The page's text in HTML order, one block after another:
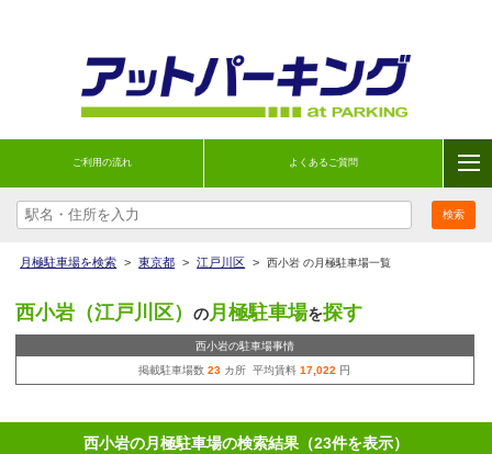
ご利用の流れ よくあるご質問
月極駐車場を検索 > 東京都 > 江戸川区 > 西小岩 の月極駐車場一覧
西小岩（江戸川区） の月極駐車場を探す
西小岩の駐車場事情
掲載駐車場数23 カ所 平均賃料17,022 円
西小岩の月極駐車場の検索結果（23件を表示）